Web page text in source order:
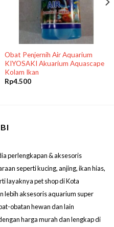
Obat Penjernih Air Aquarium
KIYOSAKI Akuarium Aquascape
Kolam Ikan
Rp4.500
perlengkapan & aksesoris
seperti kucing, anjing, ikan hias,
layaknya pet shop di Kota
lebih aksesoris aquarium super
obatan hewan dan lain
harga murah dan lengkap di